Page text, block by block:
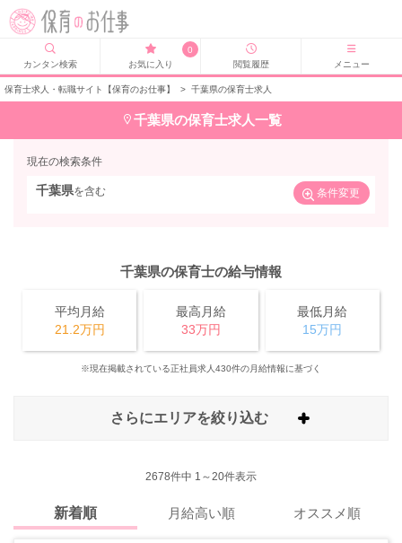
カンタン検索
0
お気に入り
閲覧履歴 メニュー
保育士求人・転職サイト【保育のお仕事】 > 千葉県の保育士求人
千葉県の保育士求人一覧
現在の検索条件
千葉県を含む 条件変更
千葉県の保育士の給与情報
平均月給
21.2万円
最高月給
33万円
最低月給
15万円
※現在掲載されている正社員求人430件の月給情報に基づく
さらにエリアを絞り込む
2678件中 1～20件表示
新着順 月給高い順 オススメ順